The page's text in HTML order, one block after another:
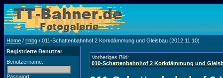
Home / rlnbg / 011-Schattenbahnhof 2 Korkdämmung und Gleisbau (2012.11.10)
Registrierte Benutzer
Benutzername:
Passwort:
Vorheriges Bild:
010-Schattenbahnhof 2 Korkdämmung und